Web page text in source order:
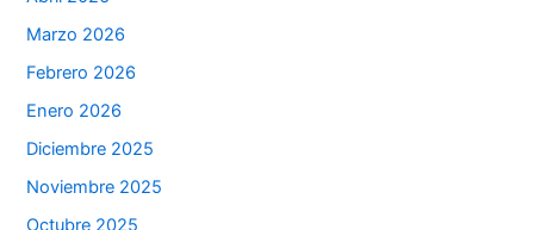
Marzo 2026
Febrero 2026
Enero 2026
Diciembre 2025
Noviembre 2025
Octubre 2025